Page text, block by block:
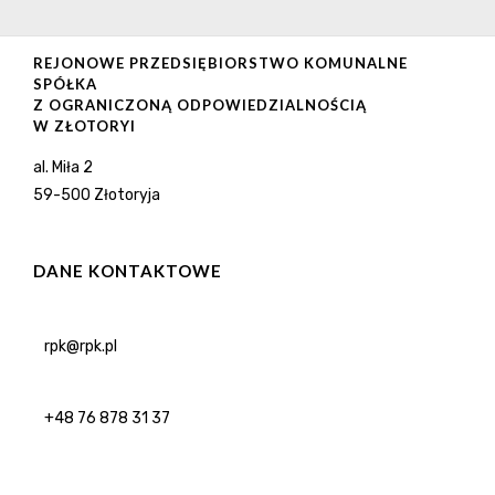
REJONOWE PRZEDSIĘBIORSTWO KOMUNALNE
SPÓŁKA
Z OGRANICZONĄ ODPOWIEDZIALNOŚCIĄ
W ZŁOTORYI
al. Miła 2
59-500 Złotoryja
DANE KONTAKTOWE
rpk@rpk.pl
+48 76 878 31 37